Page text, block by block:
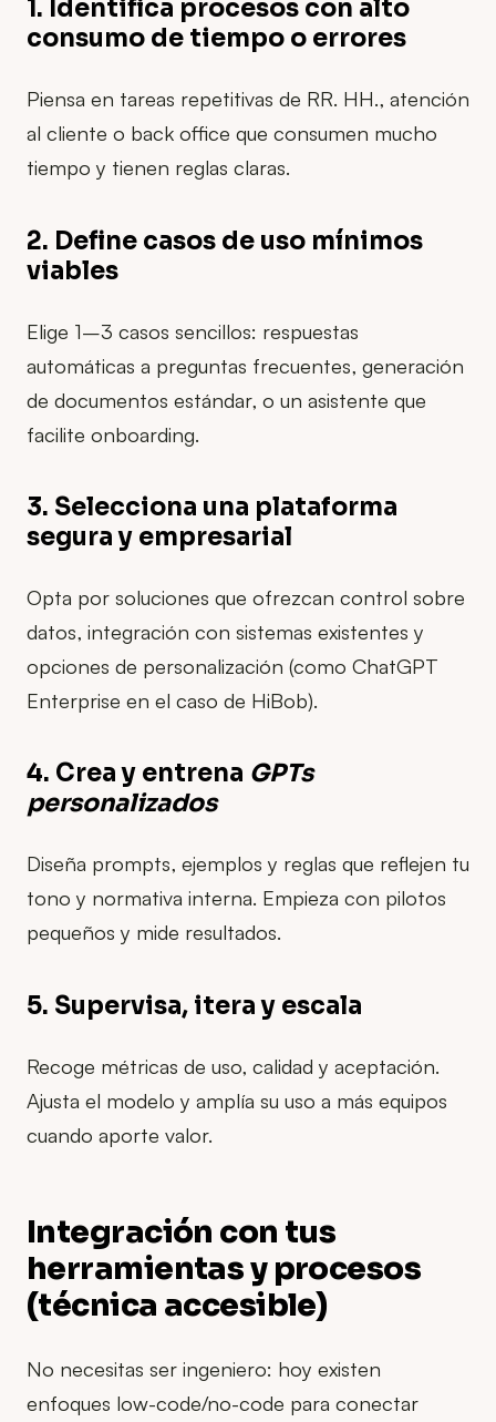
1. Identifica procesos con alto
consumo de tiempo o errores
Piensa en tareas repetitivas de RR. HH., atención
al cliente o back office que consumen mucho
tiempo y tienen reglas claras.
2. Define casos de uso mínimos
viables
Elige 1–3 casos sencillos: respuestas
automáticas a preguntas frecuentes, generación
de documentos estándar, o un asistente que
facilite onboarding.
3. Selecciona una plataforma
segura y empresarial
Opta por soluciones que ofrezcan control sobre
datos, integración con sistemas existentes y
opciones de personalización (como ChatGPT
Enterprise en el caso de HiBob).
4. Crea y entrena GPTs
personalizados
Diseña prompts, ejemplos y reglas que reflejen tu
tono y normativa interna. Empieza con pilotos
pequeños y mide resultados.
5. Supervisa, itera y escala
Recoge métricas de uso, calidad y aceptación.
Ajusta el modelo y amplía su uso a más equipos
cuando aporte valor.
Integración con tus
herramientas y procesos
(técnica accesible)
No necesitas ser ingeniero: hoy existen
enfoques low-code/no-code para conectar